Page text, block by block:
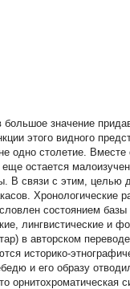
большое значение
этого видного
одно столетие.
остается
В связи с этим, целью
Хронологические
состоянием
лингвистические и
в авторском
историко-
и его образу
орнитохроматическая